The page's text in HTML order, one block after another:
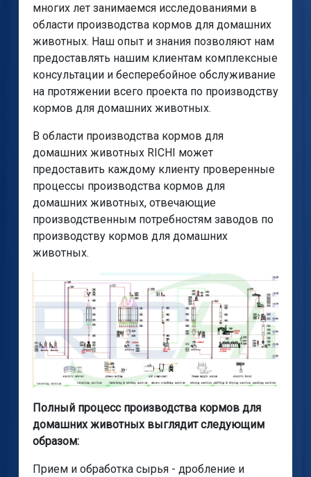
многих лет занимаемся исследованиями в
области производства кормов для домашних
животных. Наш опыт и знания позволяют нам
предоставлять нашим клиентам комплексные
консультации и бесперебойное обслуживание
на протяжении всего проекта по производству
кормов для домашних животных.
В области производства кормов для
домашних животных RICHI может
предоставить каждому клиенту проверенные
процессы производства кормов для
домашних животных, отвечающие
производственным потребностям заводов по
производству кормов для домашних
животных.
Полный процесс производства кормов для
домашних животных выглядит следующим
образом:
Прием и обработка сырья - дробление и